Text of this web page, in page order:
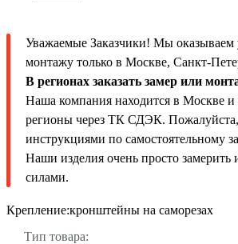
Уважаемые Заказчики! Мы оказываем
монтажу только в Москве, Санкт-
В регионах заказать замер или
Наша компания находится в Москве и
регионы через ТК СДЭК. Пожалуйста,
инструкциями по самостоятельному
Наши изделия очень просто замерить
силами.
Крепление:кронштейны на саморезах
Тип товара: